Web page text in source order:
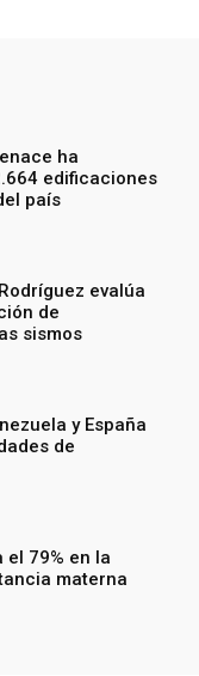
ha
edificaciones
país
evalúa
de
sismos
y España
de
el 79% en la
materna